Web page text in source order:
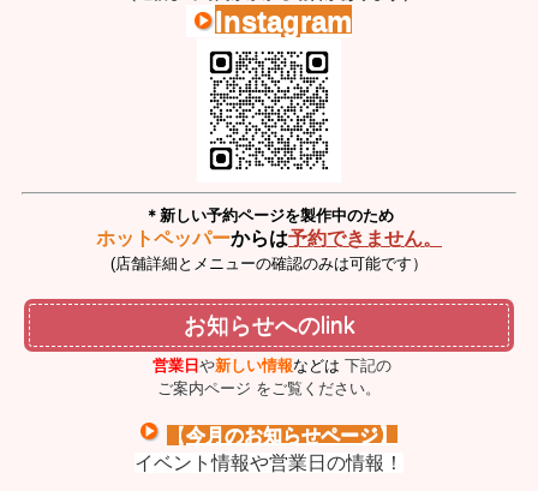
Instagram
＊新しい予約ページを製作中のため
ホットペッパーからは予約できません。
(店舗詳細とメニューの確認のみは可能です）
お知らせへのlink
営業日や新しい情報などは 下記の
ご案内ページ をご覧ください。
【今月のお知らせページ】
イベント情報や営業日の情報！